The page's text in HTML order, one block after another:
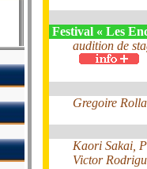
Festival « Les
audition de
Gregoire
Kaori Sakai,
Victor